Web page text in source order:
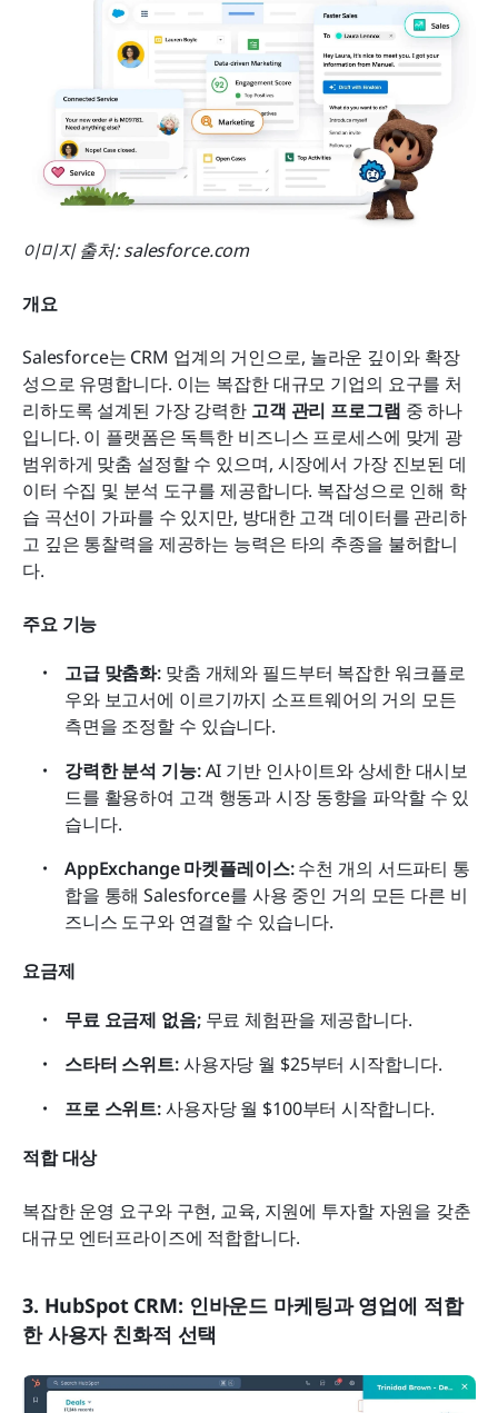
이미지 출처: salesforce.com
개요
Salesforce는 CRM 업계의 거인으로, 놀라운 깊이와 확장
성으로 유명합니다. 이는 복잡한 대규모 기업의 요구를 처
리하도록 설계된 가장 강력한 고객 관리 프로그램 중 하나
입니다. 이 플랫폼은 독특한 비즈니스 프로세스에 맞게 광
범위하게 맞춤 설정할 수 있으며, 시장에서 가장 진보된 데
이터 수집 및 분석 도구를 제공합니다. 복잡성으로 인해 학
습 곡선이 가파를 수 있지만, 방대한 고객 데이터를 관리하
고 깊은 통찰력을 제공하는 능력은 타의 추종을 불허합니
다.
주요 기능
고급 맞춤화: 맞춤 개체와 필드부터 복잡한 워크플로
우와 보고서에 이르기까지 소프트웨어의 거의 모든
측면을 조정할 수 있습니다.
강력한 분석 기능: AI 기반 인사이트와 상세한 대시보
드를 활용하여 고객 행동과 시장 동향을 파악할 수 있
습니다.
AppExchange 마켓플레이스: 수천 개의 서드파티 통
합을 통해 Salesforce를 사용 중인 거의 모든 다른 비
즈니스 도구와 연결할 수 있습니다.
요금제
무료 요금제 없음; 무료 체험판을 제공합니다.
스타터 스위트: 사용자당 월 $25부터 시작합니다.
프로 스위트: 사용자당 월 $100부터 시작합니다.
적합 대상
복잡한 운영 요구와 구현, 교육, 지원에 투자할 자원을 갖춘
대규모 엔터프라이즈에 적합합니다.
3. HubSpot CRM: 인바운드 마케팅과 영업에 적합
한 사용자 친화적 선택